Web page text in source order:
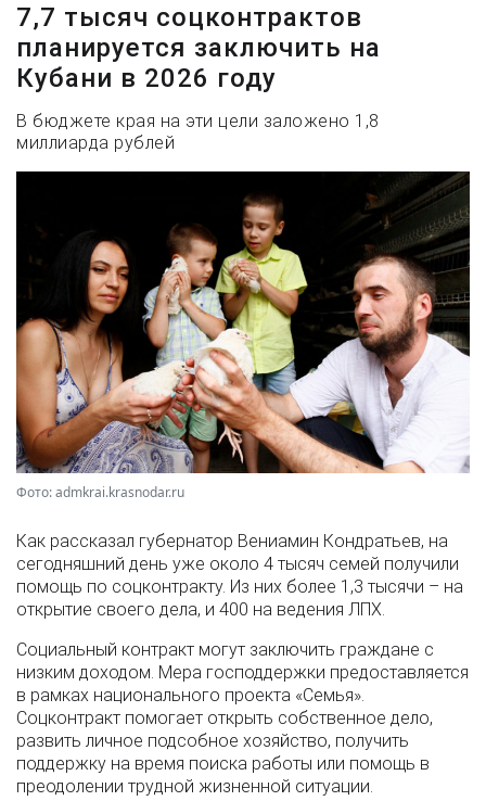
7,7 тысяч соцконтрактов
планируется заключить на
Кубани в 2026 году
В бюджете края на эти цели заложено 1,8
миллиарда рублей
Фото: admkrai.krasnodar.ru
Как рассказал губернатор Вениамин Кондратьев, на
сегодняшний день уже около 4 тысяч семей получили
помощь по соцконтракту. Из них более 1,3 тысячи – на
открытие своего дела, и 400 на ведения ЛПХ.
Социальный контракт могут заключить граждане с
низким доходом. Мера господдержки предоставляется
в рамках национального проекта «Семья».
Соцконтракт помогает открыть собственное дело,
развить личное подсобное хозяйство, получить
поддержку на время поиска работы или помощь в
преодолении трудной жизненной ситуации.